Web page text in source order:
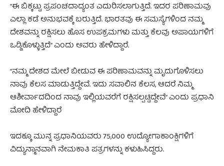
“ಈ ಬಿಕ್ಕಟ್ಟು ಪ್ರಪಂಚದಾದ್ಯಂತ ಎದುರಿಸಲಾಗುತ್ತಿದೆ. ಇದರ ಪರಿಣಾಮವು
ಎಲ್ಲಾ ಕಡೆ ಅನುಭವಕ್ಕೆ ಬರುತ್ತಿದೆ. ಭಾರತವು ಈ ಸಮಸ್ಯೆಗಳಿಂದ ನಮ್ಮ
ದೇಶವನ್ನು ರಕ್ಷಿಸಲು ಹೊಸ ಉಪಕ್ರಮಗಳು ಮತ್ತು ಕೆಲವು ಅಪಾಯಗಳಿಗೆ
ಒಡ್ಡಿಕೊಳ್ಳುತ್ತಿದೆ” ಎಂದು ಅವರು ಹೇಳಿದ್ದಾರೆ.
“ನಮ್ಮ ದೇಶದ ಮೇಲೆ ಬೀಡುವ ಈ ಪರಿಣಾಮವನ್ನು ಮೃದುಗೊಳಿಸಲು
ನಾವು ಕೆಲಸ ಮಾಡುತ್ತಿದ್ದೇವೆ. ಇದು ಸವಾಲಿನ ಕೆಲಸ, ಆದರೆ ನಿಮ್ಮ
ಆಶೀರ್ವಾದದಿಂದ ನಾವು ಇಲ್ಲಿಯವರೆಗೆ ರಕ್ಷಿಸಲ್ಪಟ್ಟಿದ್ದೇವೆ” ಎಂದು ಪ್ರಧಾನಿ
ಮೋದಿ ಹೇಳಿದ್ದಾರೆ
ಇದಕ್ಕೂ ಮುನ್ನ ಪ್ರಧಾನಿಯವರು 75,000 ಉದ್ಯೋಗಾಕಾಂಕ್ಷಿಗಳಿಗೆ
ವಿದ್ಯುನ್ಮಾನವಾಗಿ ನೇಮಕಾತಿ ಪತ್ರಗಳನ್ನು ಕಳುಹಿಸಿದ್ದರು.